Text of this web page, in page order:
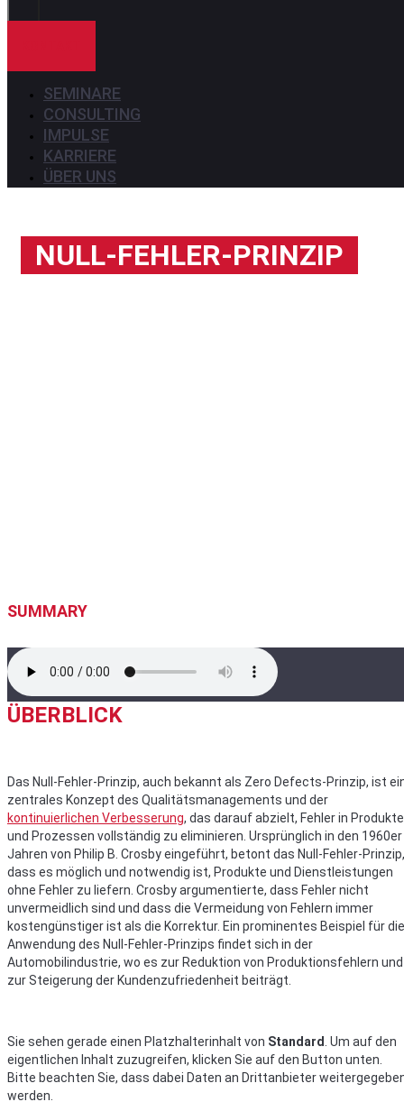
SEMINARE
CONSULTING
IMPULSE
KARRIERE
ÜBER UNS
NULL-FEHLER-PRINZIP
SUMMARY
ÜBERBLICK
Das Null-Fehler-Prinzip, auch bekannt als Zero Defects-Prinzip, ist
zentrales Konzept des Qualitätsmanagements und der
kontinuierlichen Verbesserung, das darauf abzielt, Fehler in
und Prozessen vollständig zu eliminieren. Ursprünglich in den 1960er
Jahren von Philip B. Crosby eingeführt, betont das Null-Fehler-Prinzip,
dass es möglich und notwendig ist, Produkte und Dienstleistungen
ohne Fehler zu liefern. Crosby argumentierte, dass Fehler nicht
unvermeidlich sind und dass die Vermeidung von Fehlern immer
kostengünstiger ist als die Korrektur. Ein prominentes Beispiel für die
Anwendung des Null-Fehler-Prinzips findet sich in der
Automobilindustrie, wo es zur Reduktion von Produktionsfehlern und
zur Steigerung der Kundenzufriedenheit beiträgt.
Sie sehen gerade einen Platzhalterinhalt von Standard . Um auf den
eigentlichen Inhalt zuzugreifen, klicken Sie auf den Button unten.
Bitte beachten Sie, dass dabei Daten an Drittanbieter
werden.